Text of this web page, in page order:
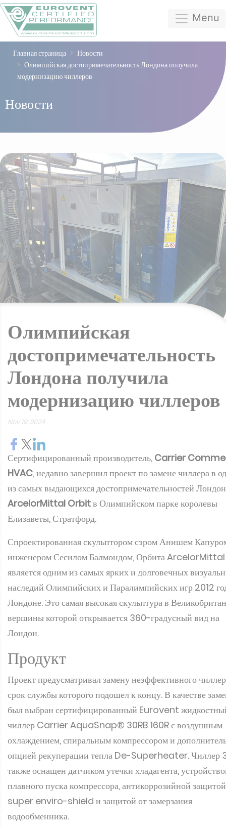
Menu
Главная страница
Новости
Олимпийская достопримечательность Лондона получила
модернизацию чиллеров
Новости
Олимпийская
достопримечательность
Лондона получила
модернизацию чиллеров
Nov 19, 2024
Сертифицированный производитель, Carrier
HVAC, недавно завершил проект по замене чиллера в
из самых выдающихся достопримечательностей
ArcelorMittal Orbitв Олимпийском парке королевы
Елизаветы, Стратфорд.
Спроектированная скульптором сэром Анишем
инженером Сесилом Балмондом, Орбита ArcelorMittal
является одним из самых ярких и долговечных
наследий Олимпийских и Паралимпийских игр 2012
Лондоне. Это самая высокая скульптура в
вершины которой открывается 360-градусный вид на
Лондон.
Продукт
Проект предусматривал замену неэффективного
срок службы которого подошел к концу. В качестве
был выбран сертифицированный Eurovent
чиллер Carrier AquaSnap® 30RB 160R с воздушным
охлаждением, спиральным компрессором и
опцией рекуперации тепла De-Superheater. Чиллер
также оснащен датчиком утечки хладагента,
плавного пуска компрессора, антикоррозийной защитой
super enviro-shield и защитой от замерзания
водообменника.